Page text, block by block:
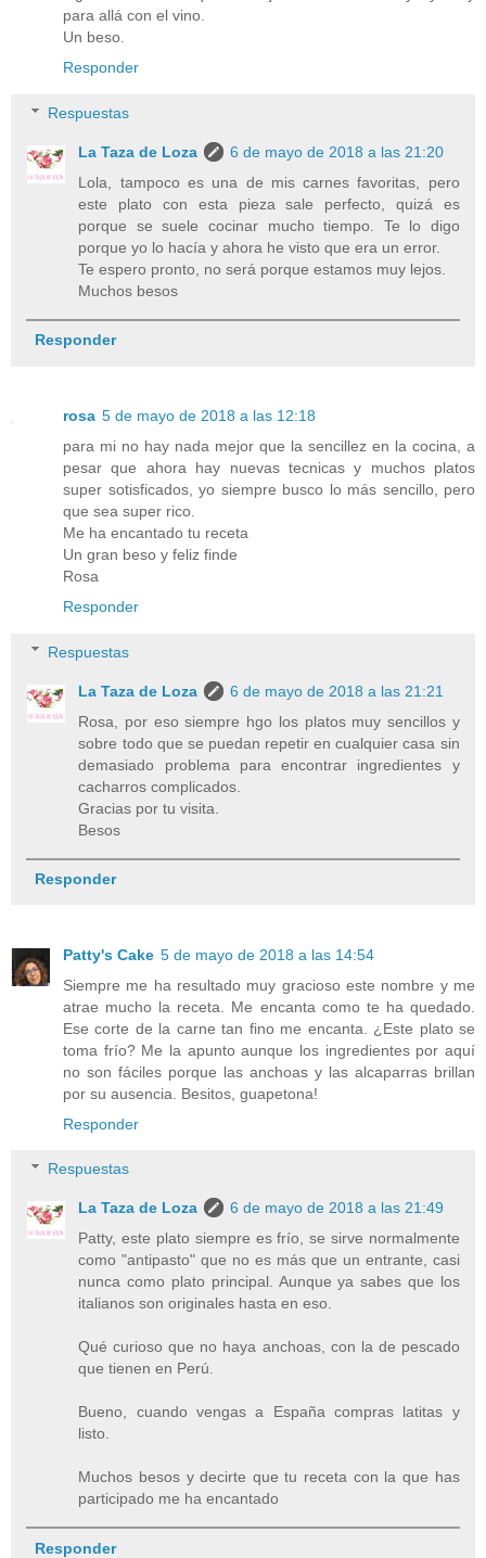
para allá con el vino.
Un beso.
Responder
Respuestas
La Taza de Loza
6 de mayo de 2018 a las 21:20
Lola, tampoco es una de mis carnes favoritas, pero
este plato con esta pieza sale perfecto, quizá es
porque se suele cocinar mucho tiempo. Te lo digo
porque yo lo hacía y ahora he visto que era un error.
Te espero pronto, no será porque estamos muy lejos.
Muchos besos
Responder
rosa 5 de mayo de 2018 a las 12:18
para mi no hay nada mejor que la sencillez en la cocina, a
pesar que ahora hay nuevas tecnicas y muchos platos
super sotisficados, yo siempre busco lo más sencillo, pero
que sea super rico.
Me ha encantado tu receta
Un gran beso y feliz finde
Rosa
Responder
Respuestas
La Taza de Loza
6 de mayo de 2018 a las 21:21
Rosa, por eso siempre hgo los platos muy sencillos y
sobre todo que se puedan repetir en cualquier casa sin
demasiado problema para encontrar ingredientes y
cacharros complicados.
Gracias por tu visita.
Besos
Responder
Patty's Cake 5 de mayo de 2018 a las 14:54
Siempre me ha resultado muy gracioso este nombre y me
atrae mucho la receta. Me encanta como te ha quedado.
Ese corte de la carne tan fino me encanta. ¿Este plato se
toma frío? Me la apunto aunque los ingredientes por aquí
no son fáciles porque las anchoas y las alcaparras brillan
por su ausencia. Besitos, guapetona!
Responder
Respuestas
La Taza de Loza
6 de mayo de 2018 a las 21:49
Patty, este plato siempre es frío, se sirve normalmente
como "antipasto" que no es más que un entrante, casi
nunca como plato principal. Aunque ya sabes que los
italianos son originales hasta en eso.
Qué curioso que no haya anchoas, con la de pescado
que tienen en Perú.
Bueno, cuando vengas a España compras latitas y
listo.
Muchos besos y decirte que tu receta con la que has
participado me ha encantado
Responder